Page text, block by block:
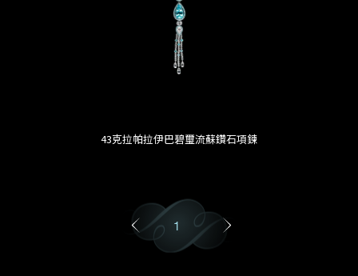
43克拉帕拉伊巴碧璽流蘇鑽石項鍊
1